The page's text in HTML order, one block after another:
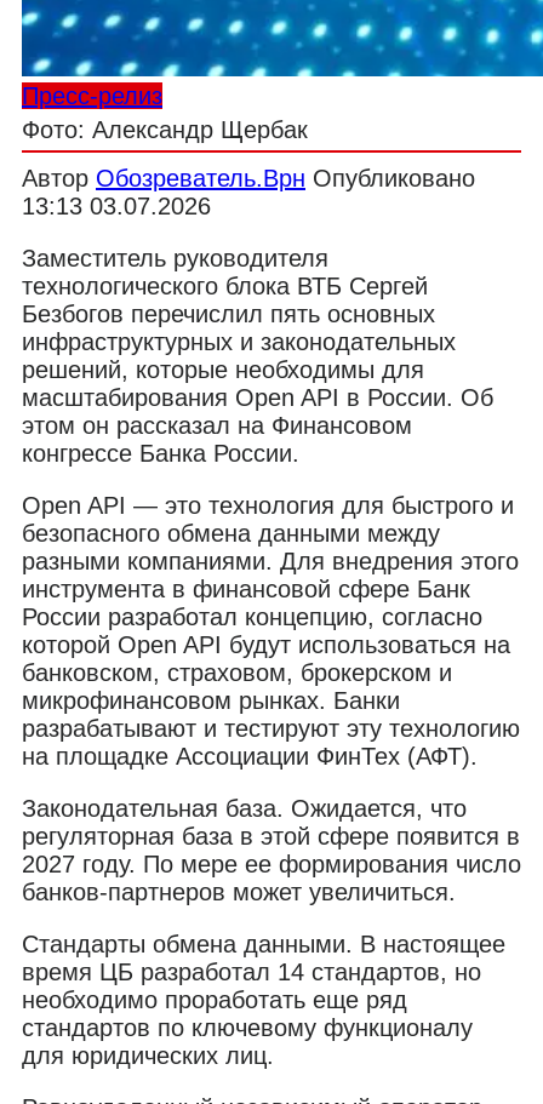
Пресс-релиз
Фото: Александр Щербак
Автор Обозреватель.Врн Опубликовано
13:13 03.07.2026
Заместитель руководителя
технологического блока ВТБ Сергей
Безбогов перечислил пять основных
инфраструктурных и законодательных
решений, которые необходимы для
масштабирования Open API в России. Об
этом он рассказал на Финансовом
конгрессе Банка России.
Open API — это технология для быстрого и
безопасного обмена данными между
разными компаниями. Для внедрения этого
инструмента в финансовой сфере Банк
России разработал концепцию, согласно
которой Open API будут использоваться на
банковском, страховом, брокерском и
микрофинансовом рынках. Банки
разрабатывают и тестируют эту технологию
на площадке Ассоциации ФинТех (АФТ).
Законодательная база. Ожидается, что
регуляторная база в этой сфере появится в
2027 году. По мере ее формирования число
банков-партнеров может увеличиться.
Стандарты обмена данными. В настоящее
время ЦБ разработал 14 стандартов, но
необходимо проработать еще ряд
стандартов по ключевому функционалу
для юридических лиц.